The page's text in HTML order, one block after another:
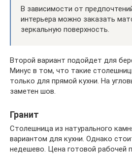
В зависимости от
интерьера можно заказать
зеркальную поверхность.
Второй вариант подойдет для
Минус в том, что такие
только для прямой кухни. На
заметен шов.
Гранит
Столешница из натурального
вариантом для кухни. Однако
недешево. Цена готовой рабочей